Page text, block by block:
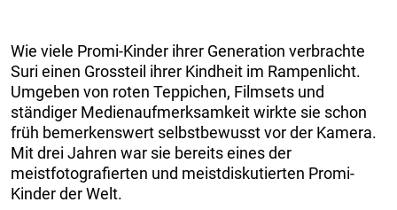
Wie viele Promi-Kinder ihrer Generation verbrachte
Suri einen Grossteil ihrer Kindheit im Rampenlicht.
Umgeben von roten Teppichen, Filmsets und
ständiger Medienaufmerksamkeit wirkte sie schon
früh bemerkenswert selbstbewusst vor der Kamera.
Mit drei Jahren war sie bereits eines der
meistfotografierten und meistdiskutierten Promi-
Kinder der Welt.